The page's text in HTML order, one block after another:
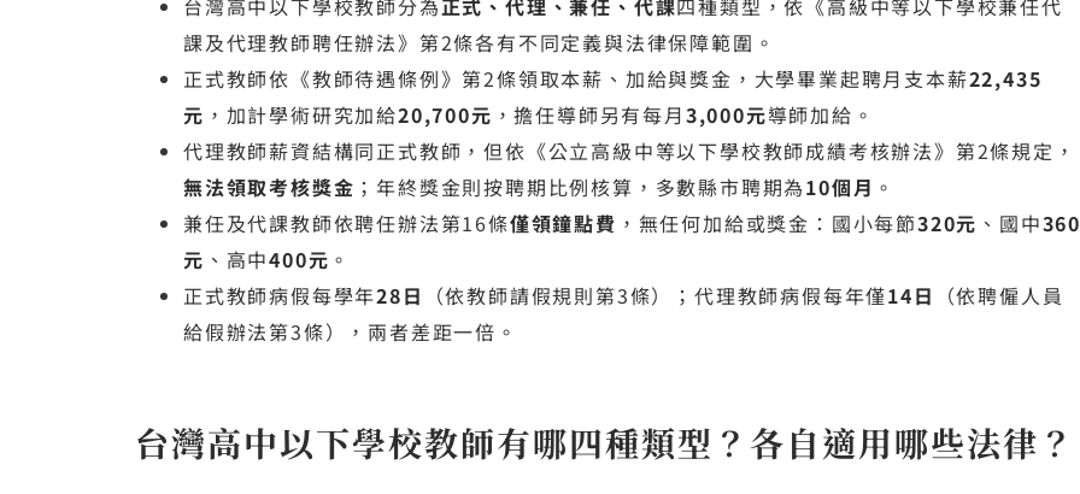
課及代理教師聘任辦法》第2條各有不同定義與法律保障範圍。
正式教師依《教師待遇條例》第2條領取本薪、加給與獎金，大學畢業起聘月支本薪22,435
元 ，加計學術研究加給20,700元 ，擔任導師另有每月3,000元導師加給。
代理教師薪資結構同正式教師，但依《公立高級中等以下學校教師成績考核辦法》第2條規定，
無法領取考核獎金 ；年終獎金則按聘期比例核算，多數縣市聘期為10個月 。
兼任及代課教師依聘任辦法第16條僅領鐘點費 ，無任何加給或獎金：國小每節320元 、國中360
元 、高中400元 。
正式教師病假每學年28日 （依教師請假規則第3條）；代理教師病假每年僅14日
（依聘僱人員
給假辦法第3條），兩者差距一倍。
台灣高中以下學校教師有哪四種類型？各自適用哪些法律？